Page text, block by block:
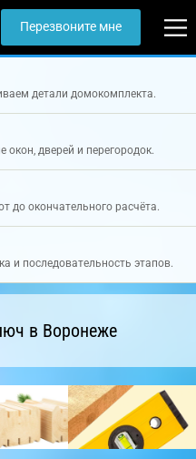
Перезвоните мне
детали домокомплекта.
дверей и перегородок.
до окончательного расчёта.
и последовательность этапов.
в Воронеже